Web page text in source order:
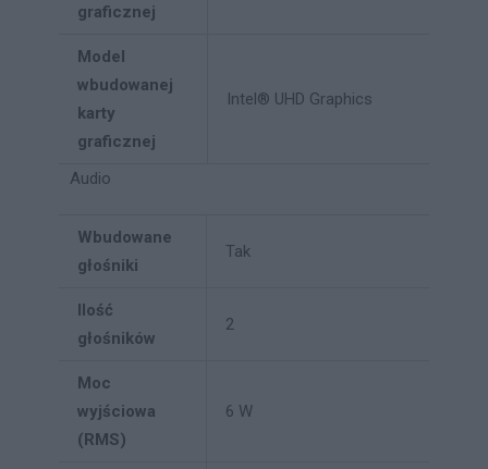
graficznej
Model
wbudowanej
karty
graficznej
Intel® UHD Graphics
Audio
Wbudowane
głośniki
Tak
Ilość
głośników
2
Moc
wyjściowa
(RMS)
6 W